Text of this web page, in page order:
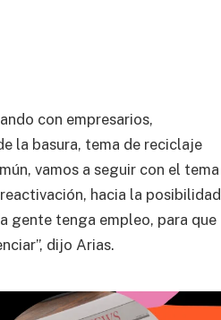
con empresarios,
la basura, tema de reciclaje
vamos a seguir con el tema
hacia la posibilidad
gente tenga empleo, para que
dijo Arias.